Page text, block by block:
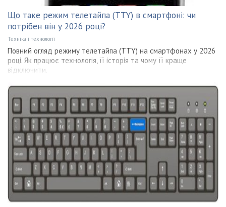
Що таке режим телетайпа (TTY) в смартфоні: чи
потрібен він у 2026 році?
Техніка і технології
Повний огляд режиму телетайпа (TTY) на смартфонах у 2026
році. Як працює технологія, її історія та чому її краще
відключити.